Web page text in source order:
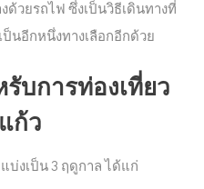
ด้วยรถไฟ ซึ่งเป็นวิธีเดินทางที่
นอีกหนึ่งทางเลือกอีกด้วย
บการท่องเที่ยว
ก้ว
บ่งเป็น 3 ฤดูกาล ได้แก่